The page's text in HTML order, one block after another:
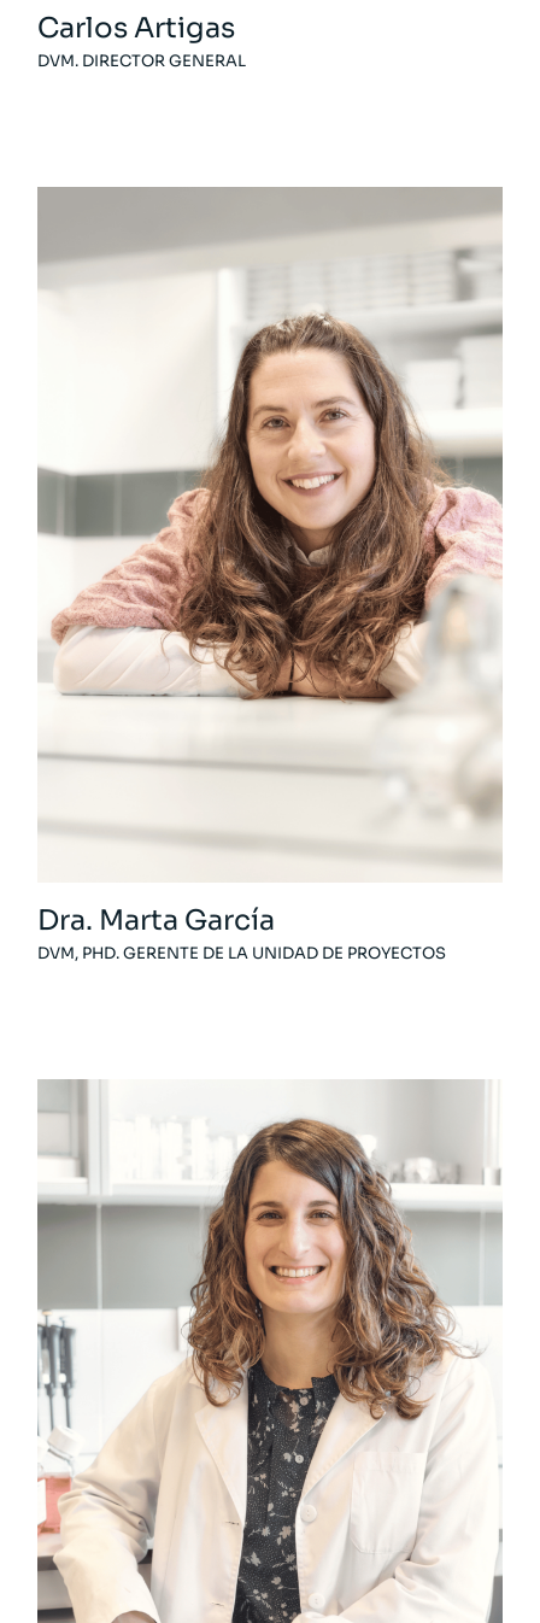
Carlos Artigas
DVM. DIRECTOR GENERAL
Dra. Marta García
DVM, PHD. GERENTE DE LA UNIDAD DE PROYECTOS